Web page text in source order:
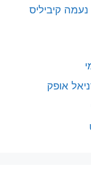
נעמה קיביליס